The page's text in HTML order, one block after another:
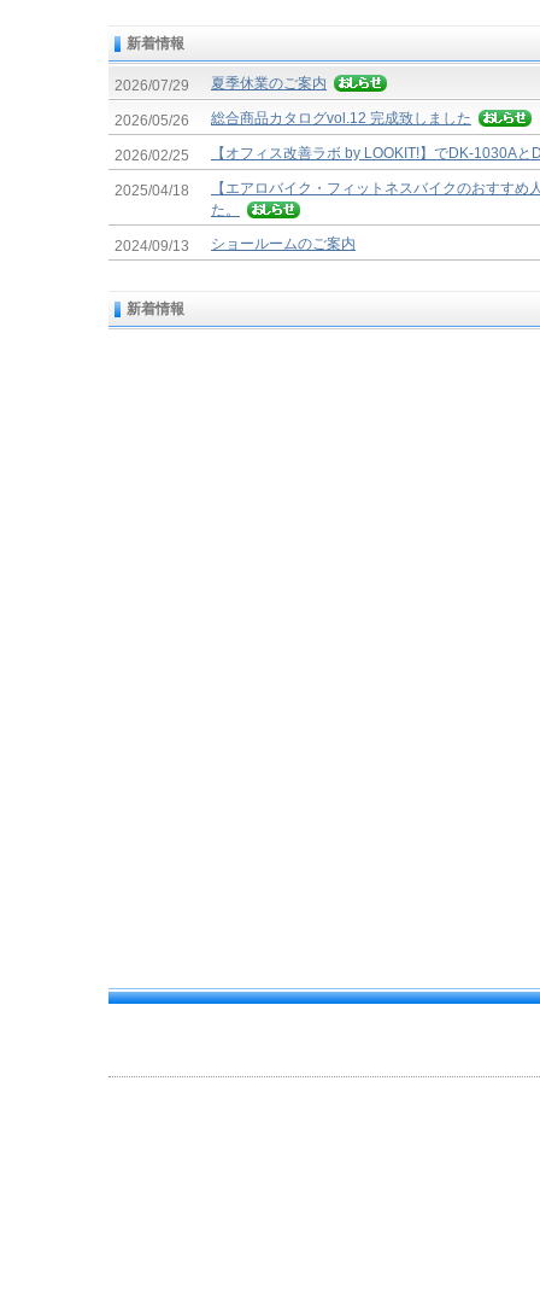
新着情報
2026/07/29 夏季休業のご案内
2026/05/26 総合商品カタログvol.12 完成致しました
2026/02/25 【オフィス改善ラボ by LOOKIT!】でDK-1030A
2025/04/18
【エアロバイク・フィットネスバイクのおすす
た。
2024/09/13 ショールームのご案内
新着情報